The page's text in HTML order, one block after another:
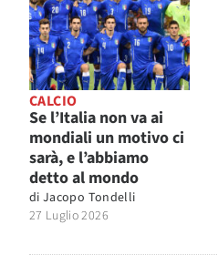
CALCIO
Se l’Italia non va ai
mondiali un motivo ci
sarà, e l’abbiamo
detto al mondo
di Jacopo Tondelli
27 Luglio 2026